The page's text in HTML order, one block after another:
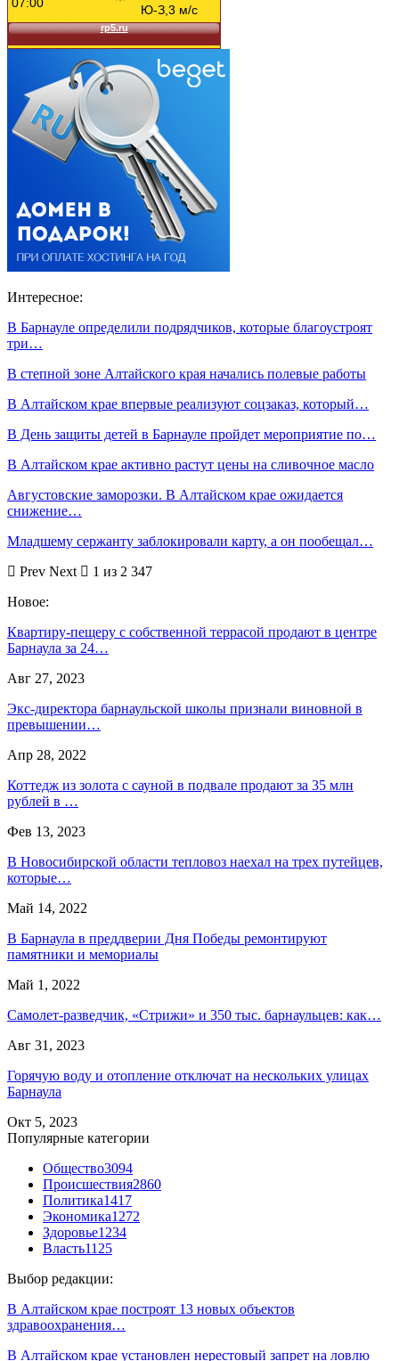
Интересное:
В Барнауле определили подрядчиков, которые благоустроят
три…
В степной зоне Алтайского края начались полевые работы
В Алтайском крае впервые реализуют соцзаказ, который…
В День защиты детей в Барнауле пройдет мероприятие по…
В Алтайском крае активно растут цены на сливочное масло
Августовские заморозки. В Алтайском крае ожидается
снижение…
Младшему сержанту заблокировали карту, а он пообещал…
Prev Next
1 из 2 347
Новое:
Квартиру-пещеру с собственной террасой продают в центре
Барнаула за 24…
Авг 27, 2023
Экс-директора барнаульской школы признали виновной в
превышении…
Апр 28, 2022
Коттедж из золота с сауной в подвале продают за 35 млн
рублей в …
Фев 13, 2023
В Новосибирской области тепловоз наехал на трех путейцев,
которые…
Май 14, 2022
В Барнаула в преддверии Дня Победы ремонтируют
памятники и мемориалы
Май 1, 2022
Самолет-разведчик, «Стрижи» и 350 тыс. барнаульцев: как…
Авг 31, 2023
Горячую воду и отопление отключат на нескольких улицах
Барнаула
Окт 5, 2023
Популярные категории
Общество3094
Происшествия2860
Политика1417
Экономика1272
Здоровье1234
Власть1125
Выбор редакции:
В Алтайском крае построят 13 новых объектов
здравоохранения…
В Алтайском крае установлен нерестовый запрет на ловлю